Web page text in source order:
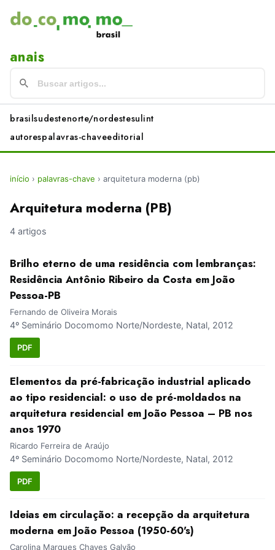
anais
brasilsudestenorte/nordestesulint
autorespalavras-chaveeditorial
início › palavras-chave › arquitetura moderna (pb)
Arquitetura moderna (PB)
4 artigos
Brilho eterno de uma residência com lembranças:
Residência Antônio Ribeiro da Costa em João
Pessoa-PB
Fernando de Oliveira Morais
4º Seminário Docomomo Norte/Nordeste, Natal, 2012
PDF
Elementos da pré-fabricação industrial aplicado
ao tipo residencial: o uso de pré-moldados na
arquitetura residencial em João Pessoa – PB nos
anos 1970
Ricardo Ferreira de Araújo
4º Seminário Docomomo Norte/Nordeste, Natal, 2012
PDF
Ideias em circulação: a recepção da arquitetura
moderna em João Pessoa (1950-60's)
Carolina Marques Chaves Galvão